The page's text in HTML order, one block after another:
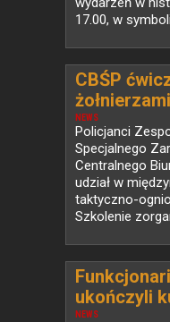
17.00, w
NEWS
CBŚP
Policjanci
Specjalnego
Centralnego
udział w
taktyczno-
Szkolenie
NEWS
ukończyli